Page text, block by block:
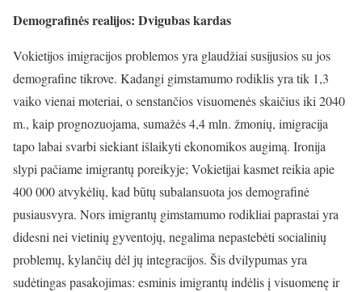
Demografinės realijos: Dvigubas kardas
Vokietijos imigracijos problemos yra glaudžiai susijusios su jos
demografine tikrove. Kadangi gimstamumo rodiklis yra tik 1,3
vaiko vienai moteriai, o senstančios visuomenės skaičius iki 2040
m., kaip prognozuojama, sumažės 4,4 mln. žmonių, imigracija
tapo labai svarbi siekiant išlaikyti ekonomikos augimą. Ironija
slypi pačiame imigrantų poreikyje; Vokietijai kasmet reikia apie
400 000 atvykėlių, kad būtų subalansuota jos demografinė
pusiausvyra. Nors imigrantų gimstamumo rodikliai paprastai yra
didesni nei vietinių gyventojų, negalima nepastebėti socialinių
problemų, kylančių dėl jų integracijos. Šis dvilypumas yra
sudėtingas pasakojimas: esminis imigrantų indėlis į visuomenę ir